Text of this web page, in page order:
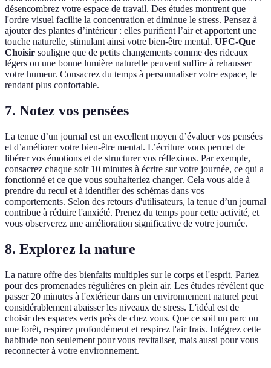
désencombrez votre espace de travail. Des études montrent que
l'ordre visuel facilite la concentration et diminue le stress. Pensez à
ajouter des plantes d’intérieur : elles purifient l’air et apportent une
touche naturelle, stimulant ainsi votre bien-être mental. UFC-Que
Choisir souligne que de petits changements comme des rideaux
légers ou une bonne lumière naturelle peuvent suffire à rehausser
votre humeur. Consacrez du temps à personnaliser votre espace, le
rendant plus confortable.
7. Notez vos pensées
La tenue d’un journal est un excellent moyen d’évaluer vos pensées
et d’améliorer votre bien-être mental. L’écriture vous permet de
libérer vos émotions et de structurer vos réflexions. Par exemple,
consacrez chaque soir 10 minutes à écrire sur votre journée, ce qui a
fonctionné et ce que vous souhaiteriez changer. Cela vous aide à
prendre du recul et à identifier des schémas dans vos
comportements. Selon des retours d'utilisateurs, la tenue d’un journal
contribue à réduire l'anxiété. Prenez du temps pour cette activité, et
vous observerez une amélioration significative de votre journée.
8. Explorez la nature
La nature offre des bienfaits multiples sur le corps et l'esprit. Partez
pour des promenades régulières en plein air. Les études révèlent que
passer 20 minutes à l'extérieur dans un environnement naturel peut
considérablement abaisser les niveaux de stress. L'idéal est de
choisir des espaces verts près de chez vous. Que ce soit un parc ou
une forêt, respirez profondément et respirez l'air frais. Intégrez cette
habitude non seulement pour vous revitaliser, mais aussi pour vous
reconnecter à votre environnement.